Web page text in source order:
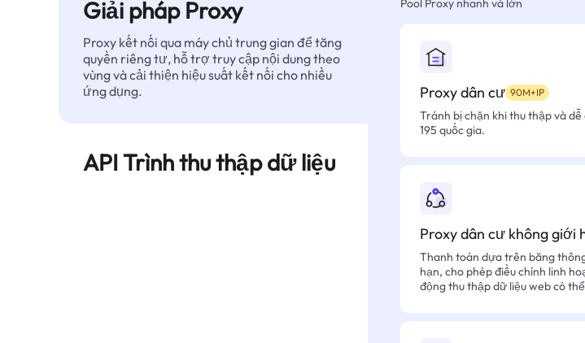
Giải pháp Proxy
Proxy kết nối qua máy chủ trung gian để tăng
quyền riêng tư, hỗ trợ truy cập nội dung theo
vùng và cải thiện hiệu suất kết nối cho nhiều
ứng dụng.
API Trình thu thập dữ liệu
Pool Proxy nhanh và lớn
Proxy dân cư 90M+IP
Tránh bị chặn khi thu thập và
195 quốc gia.
Proxy dân cư không giới
Thanh toán dựa trên băng
hạn, cho phép điều chỉnh linh
động thu thập dữ liệu web có